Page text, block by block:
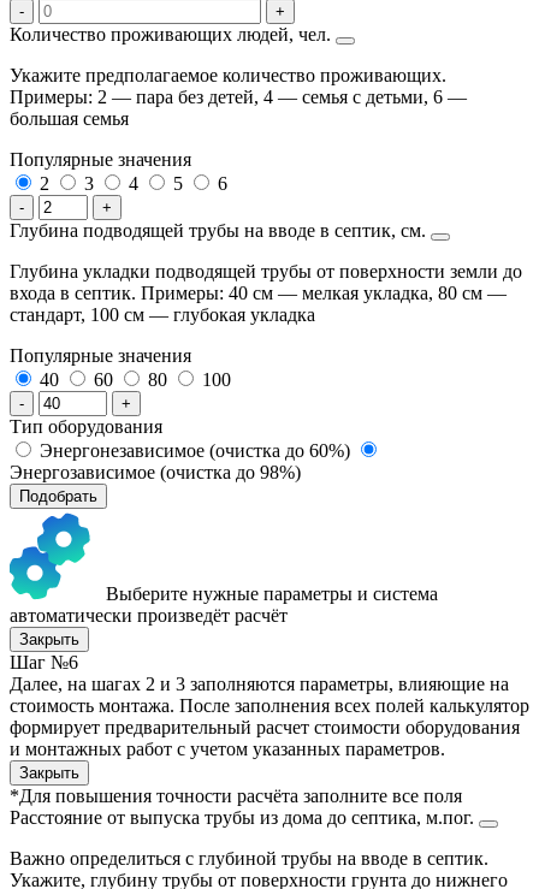
- +
Количество проживающих людей, чел.
Укажите предполагаемое количество проживающих.
Примеры: 2 — пара без детей, 4 — семья с детьми, 6 —
большая семья
Популярные значения
2
3 4 5 6
- +
Глубина подводящей трубы на вводе в септик, см.
Глубина укладки подводящей трубы от поверхности земли до
входа в септик. Примеры: 40 см — мелкая укладка, 80 см —
стандарт, 100 см — глубокая укладка
Популярные значения
40
60 80 100
- +
Тип оборудования
Энергонезависимое (очистка до 60%)
Энергозависимое (очистка до 98%)
Подобрать
Выберите нужные параметры и система
автоматически произведёт расчёт
Закрыть
Шаг №6
Далее, на шагах 2 и 3 заполняются параметры, влияющие на
стоимость монтажа. После заполнения всех полей калькулятор
формирует предварительный расчет стоимости оборудования
и монтажных работ с учетом указанных параметров.
Закрыть
*Для повышения точности расчёта заполните все поля
Расстояние от выпуска трубы из дома до септика, м.пог.
Важно определиться с глубиной трубы на вводе в септик.
Укажите, глубину трубы от поверхности грунта до нижнего